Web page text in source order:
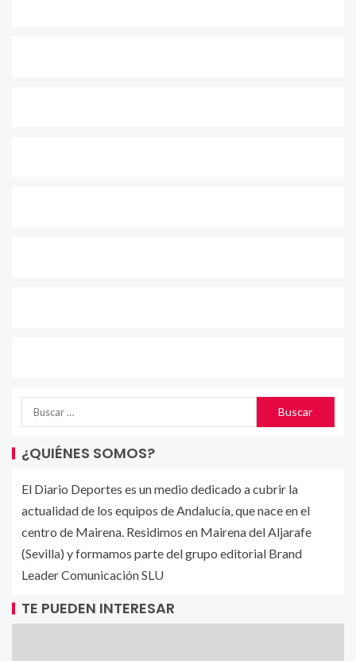
¿QUIÉNES SOMOS?
El Diario Deportes es un medio dedicado a cubrir la
actualidad de los equipos de Andalucía, que nace en el
centro de Mairena. Residimos en Mairena del Aljarafe
(Sevilla) y formamos parte del grupo editorial Brand
Leader Comunicación SLU
TE PUEDEN INTERESAR